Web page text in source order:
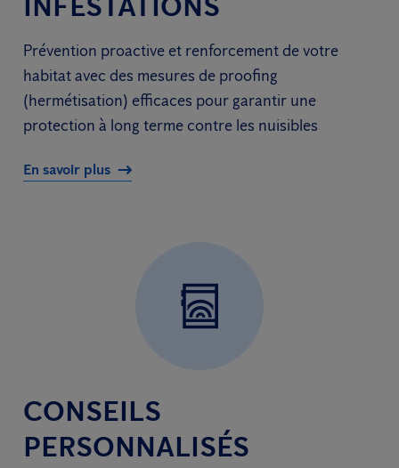
Prévention proactive et renforcement de votre
habitat avec des mesures de proofing
(hermétisation) efficaces pour garantir une
protection à long terme contre les nuisibles
En savoir plus
CONSEILS
PERSONNALISÉS